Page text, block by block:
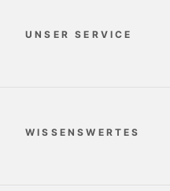
UNSER SERVICE
WISSENSWERTES